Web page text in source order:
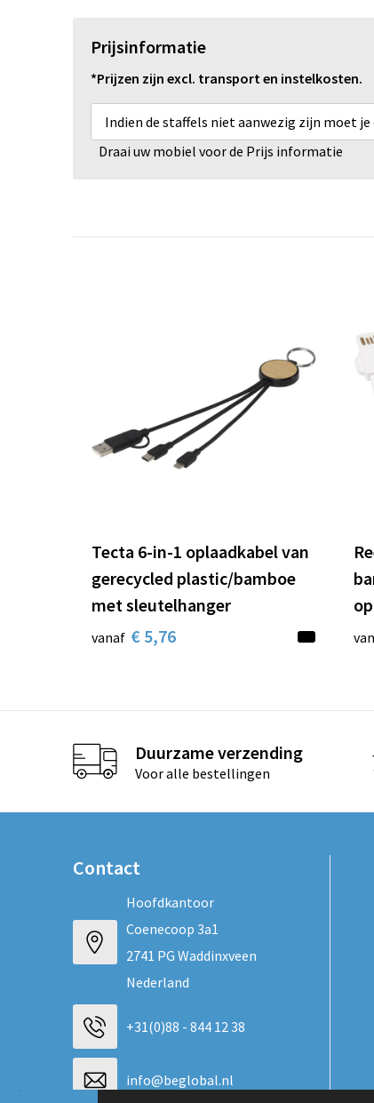
Prijsinformatie
*Prijzen zijn excl. transport en instelkosten.
Indien de staffels niet aanwezig zijn moet
Draai uw mobiel voor de Prijs informatie
Tecta 6-in-1 oplaadkabel van
gerecycled plastic/bamboe
met sleutelhanger
vanaf € 5,76
Duurzame verzending
Voor alle bestellingen
Contact
Hoofdkantoor
Coenecoop 3a1
2741 PG Waddinxveen
Nederland
+31(0)88 - 844 12 38
info@beglobal.nl